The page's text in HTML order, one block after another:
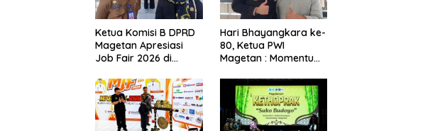
Ketua Komisi B DPRD
Magetan Apresiasi
Job Fair 2026 di
Anggaran
Hari Bhayangkara ke-
80, Ketua PWI
Magetan : Momentum
Kepercayaan Publik